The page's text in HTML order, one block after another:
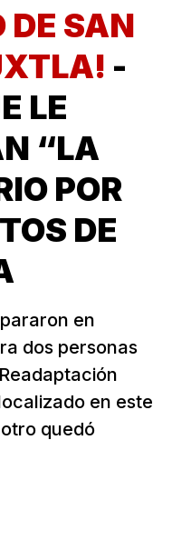
DE SAN
-
LE
“LA
POR
DE
en
dos personas
en este
quedó